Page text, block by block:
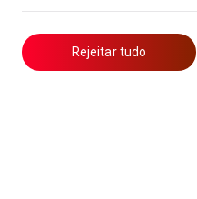
Rejeitar tudo